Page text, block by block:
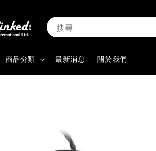
搜尋
商品分類 最新消息 關於我們